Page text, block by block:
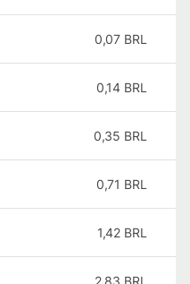
0,07 BRL
0,14 BRL
0,35 BRL
0,71 BRL
1,42 BRL